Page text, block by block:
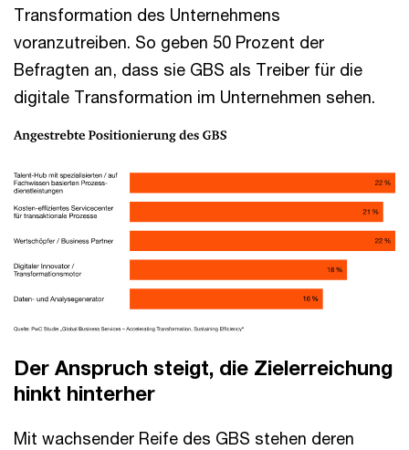
Transformation des Unternehmens
voranzutreiben. So geben 50 Prozent der
Befragten an, dass sie GBS als Treiber für die
digitale Transformation im Unternehmen sehen.
Der Anspruch steigt, die Zielerreichung
hinkt hinterher
Mit wachsender Reife des GBS stehen deren